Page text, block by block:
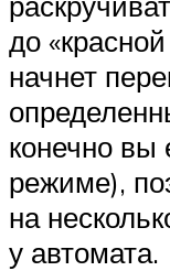
до
начнет
конечно вы
режиме),
на
у автомата.